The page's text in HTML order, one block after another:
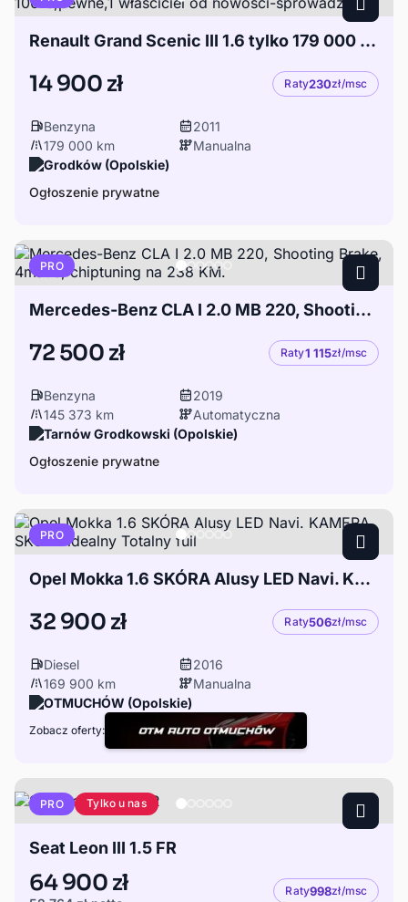
Renault Grand Scenic III 1.6 tylko 179 000 km-100%,pewne,1 własciciel od nowości-sprowadzony
14 900 zł Raty230zł/msc
Benzyna
2011
179 000 km
Manualna
Grodków (Opolskie)
Ogłoszenie prywatne
PRO
Mercedes-Benz CLA I 2.0 MB 220, Shooting Brake, 4matic, chiptuning na 238 KM.
72 500 zł Raty1 115zł/msc
Benzyna
2019
145 373 km
Automatyczna
Tarnów Grodkowski (Opolskie)
Ogłoszenie prywatne
PRO
Opel Mokka 1.6 SKÓRA Alusy LED Navi. KAMERA SKÓRA idealny Totalny full
32 900 zł Raty506zł/msc
Diesel
2016
169 900 km
Manualna
OTMUCHÓW (Opolskie)
Zobacz oferty:
PRO Tylko u nas
Seat Leon III 1.5 FR
64 900 zł Raty998zł/msc